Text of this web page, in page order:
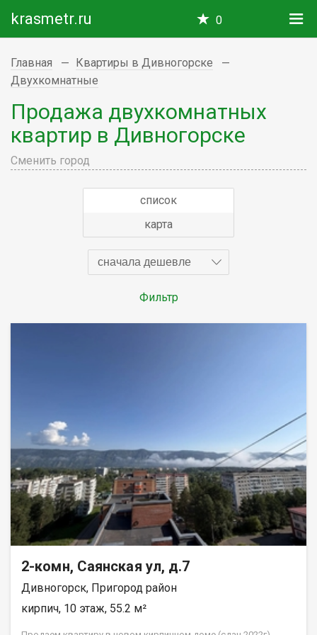
krasmetr.ru 0
Главная
Квартиры в Дивногорске
Двухкомнатные
Продажа двухкомнатных
квартир в Дивногорске
Сменить город
список
карта
сначала дешевле
Фильтр
2-комн, Саянская ул, д.7
Дивногорск, Пригород район
кирпич, 10 этаж, 55.2 м²